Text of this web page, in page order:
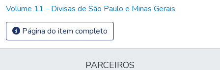
Volume 11 - Divisas de São Paulo e Minas Gerais
Página do item completo
PARCEIROS